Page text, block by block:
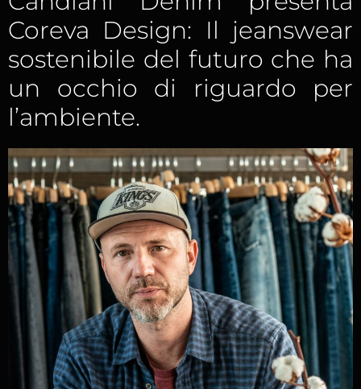
Coreva Design: Il jeanswear
sostenibile del futuro che ha
un occhio di riguardo per
l’ambiente.